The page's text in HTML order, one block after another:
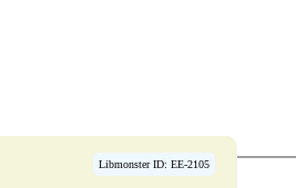
Libmonster ID: EE-2105